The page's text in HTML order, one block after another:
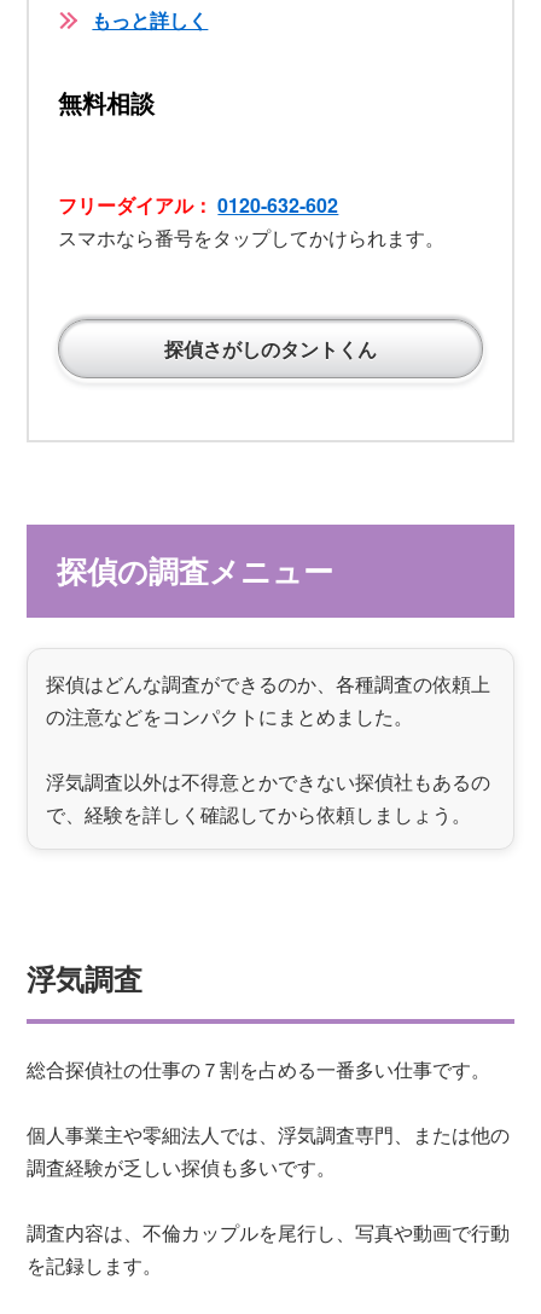
もっと詳しく
無料相談
フリーダイアル：0120-632-602
スマホなら番号をタップしてかけられます。
探偵さがしのタントくん
探偵の調査メニュー
探偵はどんな調査ができるのか、各種調査の依頼上
の注意などをコンパクトにまとめました。
浮気調査以外は不得意とかできない探偵社もあるの
で、経験を詳しく確認してから依頼しましょう。
浮気調査
総合探偵社の仕事の７割を占める一番多い仕事です。
個人事業主や零細法人では、浮気調査専門、または他の
調査経験が乏しい探偵も多いです。
調査内容は、不倫カップルを尾行し、写真や動画で行動
を記録します。